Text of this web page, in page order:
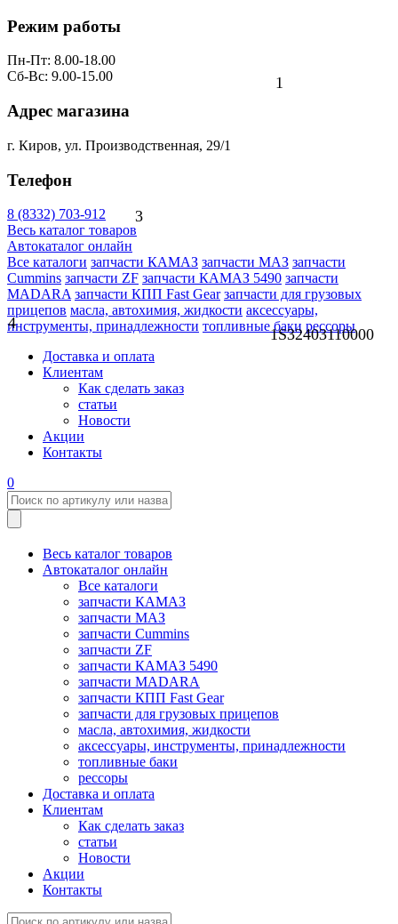
Режим работы
Пн-Пт: 8.00-18.00
Сб-Вс: 9.00-15.00
Адрес магазина
г. Киров, ул. Производственная, 29/1
Телефон
8 (8332) 703-912
Весь каталог товаров
Автокаталог онлайн
Все каталоги запчасти КАМАЗ запчасти МАЗ запчасти
Cummins запчасти ZF запчасти КАМАЗ 5490 запчасти
MADARA запчасти КПП Fast Gear запчасти для грузовых
прицепов масла, автохимия, жидкости аксессуары,
инструменты, принадлежности топливные баки рессоры
Доставка и оплата
Клиентам
Как сделать заказ
статьи
Новости
Акции
Контакты
0
Весь каталог товаров
Автокаталог онлайн
Все каталоги
запчасти КАМАЗ
запчасти МАЗ
запчасти Cummins
запчасти ZF
запчасти КАМАЗ 5490
запчасти MADARA
запчасти КПП Fast Gear
запчасти для грузовых прицепов
масла, автохимия, жидкости
аксессуары, инструменты, принадлежности
топливные баки
рессоры
Доставка и оплата
Клиентам
Как сделать заказ
статьи
Новости
Акции
Контакты
1S32403110000
1
3
4